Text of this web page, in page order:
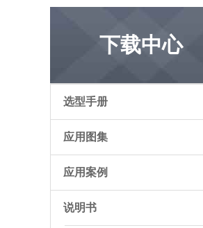
下载中心
选型手册
应用图集
应用案例
说明书